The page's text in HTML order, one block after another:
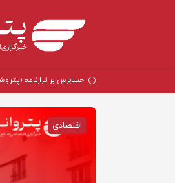
حسابرس بر ترازنامه
اقتصادی